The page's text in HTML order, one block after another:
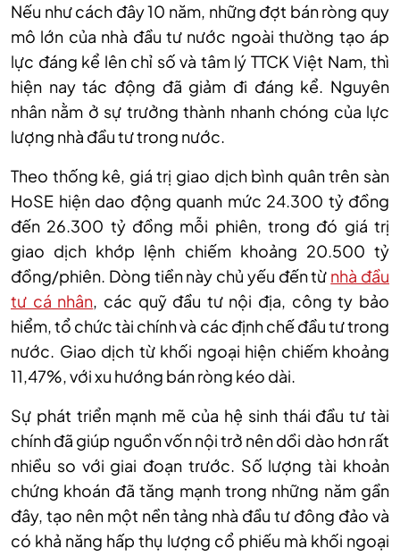
Nếu như cách đây 10 năm, những đợt bán ròng quy
mô lớn của nhà đầu tư nước ngoài thường tạo áp
lực đáng kể lên chỉ số và tâm lý TTCK Việt Nam, thì
hiện nay tác động đã giảm đi đáng kể. Nguyên
nhân nằm ở sự trưởng thành nhanh chóng của lực
lượng nhà đầu tư trong nước.
Theo thống kê, giá trị giao dịch bình quân trên sàn
HoSE hiện dao động quanh mức 24.300 tỷ đồng
đến 26.300 tỷ đồng mỗi phiên,trong đó giá trị
giao dịch khớp lệnh chiếm khoảng 20.500 tỷ
đồng/phiên. Dòng tiền này chủ yếu đến từ nhà đầu
tư cá nhân, các quỹ đầu tư nội địa, công ty bảo
hiểm, tổ chức tài chính và các định chế đầu tư trong
nước. Giao dịch từ khối ngoại hiện chiếm khoảng
11,47%, với xu hướng bán ròng kéo dài.
Sự phát triển mạnh mẽ của hệ sinh thái đầu tư tài
chính đã giúp nguồn vốn nội trở nên dồi dào hơn rất
nhiều so với giai đoạn trước. Số lượng tài khoản
chứng khoán đã tăng mạnh trong những năm gần
đây, tạo nên một nền tảng nhà đầu tư đông đảo và
có khả năng hấp thụ lượng cổ phiếu mà khối ngoại